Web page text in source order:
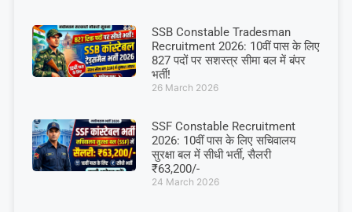
SSB Constable Tradesman
Recruitment 2026: 10वीं पास के लिए
827 पदों पर सशस्त्र सीमा बल में बंपर
भर्ती!
26 March 2026
SSF Constable Recruitment
2026: 10वीं पास के लिए सचिवालय
सुरक्षा बल में सीधी भर्ती, सैलरी
₹63,200/-
24 March 2026